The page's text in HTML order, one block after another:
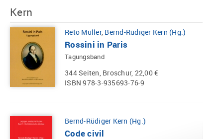
Kern
Reto Müller, Bernd-Rüdiger Kern (Hg.)
Rossini in Paris
Tagungsband
344 Seiten, Broschur, 22,00 €
ISBN 978-3-935693-76-9
Bernd-Rüdiger Kern (Hg.)
Code civil